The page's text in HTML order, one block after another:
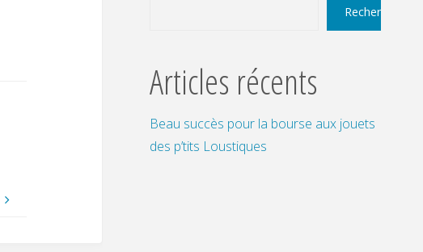
Rechercher
Articles récents
Beau succès pour la bourse aux jouets
des p’tits Loustiques